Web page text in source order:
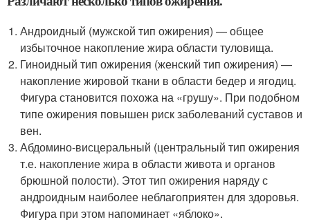
Андроидный (мужской тип ожирения) — общее
избыточное накопление жира области туловища.
Гиноидный тип ожирения (женский тип ожирения) —
накопление жировой ткани в области бедер и ягодиц.
Фигура становится похожа на «грушу». При подобном
типе ожирения повышен риск заболеваний суставов и
вен.
Абдомино-висцеральный (центральный тип ожирения
т.е. накопление жира в области живота и органов
брюшной полости). Этот тип ожирения наряду с
андроидным наиболее неблагоприятен для здоровья.
Фигура при этом напоминает «яблоко».